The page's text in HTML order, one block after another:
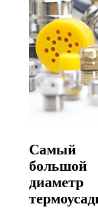
Самый
большой
диаметр